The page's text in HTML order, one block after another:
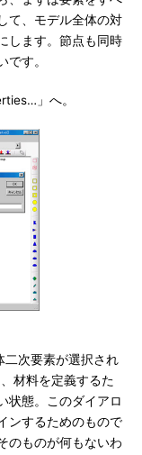
て、モデル全体の対
します。節点も同時
す。
」へ。
次要素が選択され
材料を定義するた
状態。このダイアロ
ンするためのもので
のものが何もないわ